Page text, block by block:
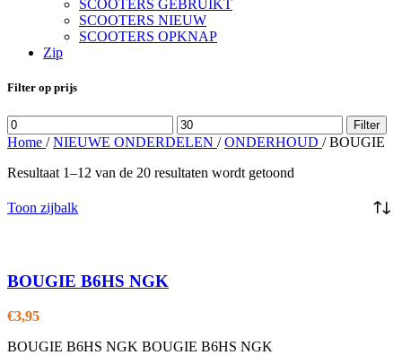
SCOOTERS GEBRUIKT
SCOOTERS NIEUW
SCOOTERS OPKNAP
Zip
Filter op prijs
Min.
prijs
Max.
prijs
Filter
Home / NIEUWE ONDERDELEN / ONDERHOUD / BOUGIE
Resultaat 1–12 van de 20 resultaten wordt getoond
Toon zijbalk
BOUGIE B6HS NGK
€3,95
BOUGIE B6HS NGK BOUGIE B6HS NGK